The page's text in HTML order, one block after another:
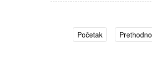
Početak Prethodno